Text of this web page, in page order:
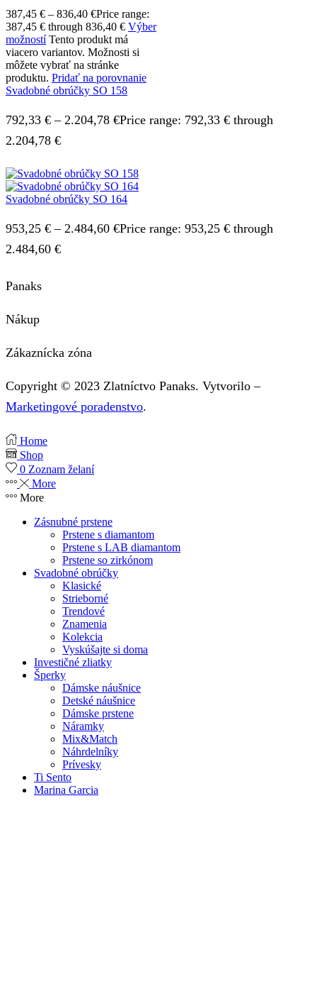
387,45 € – 836,40 €Price range:
387,45 € through 836,40 € Výber
možností Tento produkt má
viacero variantov. Možnosti si
môžete vybrať na stránke
produktu. Pridať na porovnanie
Svadobné obrúčky SO 158
792,33 € – 2.204,78 €Price range: 792,33 € through
2.204,78 €
Svadobné obrúčky SO 164
953,25 € – 2.484,60 €Price range: 953,25 € through
2.484,60 €
Panaks
Nákup
Zákaznícka zóna
Copyright © 2023 Zlatníctvo Panaks. Vytvorilo –
Marketingové poradenstvo.
Home
Shop
0 Zoznam želaní
More
More
Zásnubné prstene
Prstene s diamantom
Prstene s LAB diamantom
Prstene so zirkónom
Svadobné obrúčky
Klasické
Strieborné
Trendové
Znamenia
Kolekcia
Vyskúšajte si doma
Investičné zliatky
Šperky
Dámske náušnice
Detské náušnice
Dámske prstene
Náramky
Mix&Match
Náhrdelníky
Prívesky
Ti Sento
Marina Garcia